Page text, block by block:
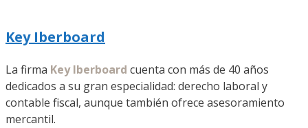
Key Iberboard
La firma Key Iberboard cuenta con más de 40 años
dedicados a su gran especialidad: derecho laboral y
contable fiscal, aunque también ofrece asesoramiento
mercantil.